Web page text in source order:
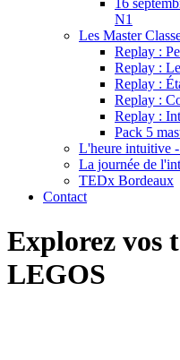
16
N1
Les Master
Replay :
Replay :
Replay :
Replay :
Replay :
Pack 5
L'heure intuitive
La journée de
TEDx Bordeaux
Contact
Explorez vos
LEGOS